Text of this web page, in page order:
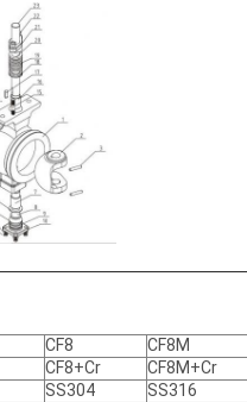
CF8
CF8M
CF8+Cr
CF8M+Cr
SS304
SS316